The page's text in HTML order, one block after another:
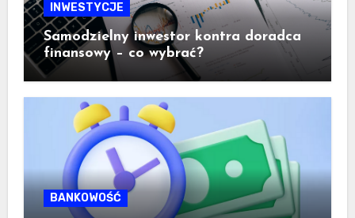
INWESTYCJE
Samodzielny inwestor kontra doradca
finansowy – co wybrać?
BANKOWOŚĆ